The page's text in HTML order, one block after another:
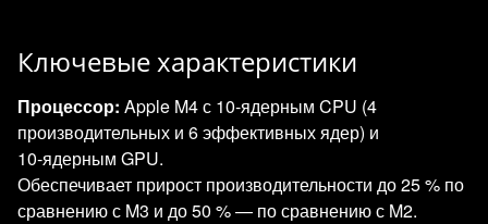
Ключевые характеристики
Процессор: Apple M4 с 10‑ядерным CPU (4
производительных и 6 эффективных ядер) и
10‑ядерным GPU.
Обеспечивает прирост производительности до 25 % по
сравнению с M3 и до 50 % — по сравнению с M2.